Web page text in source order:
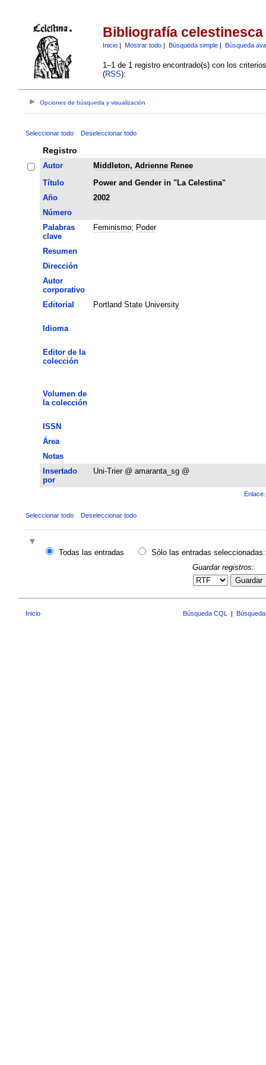
Bibliografía celestinesca
Inicio| Mostrar todo| Búsqueda simple| Búsqueda
1–1 de 1 registro encontrado(s) con los
(RSS):
Opciones de búsqueda y visualización
Seleccionar todo Deseleccionar todo
Registro
Autor
Middleton, Adrienne Renee
Título
Power and Gender in "La Celestina"
Año
2002
Número
Palabras
clave
Feminismo; Poder
Resumen
Dirección
Autor
corporativo
Editorial
Portland State University
Idioma
Editor de la
colección
Volumen de
la colección
ISSN
Área
Notas
Insertado
por
Uni-Trier @ amaranta_sg @
Enlace
Seleccionar todo Deseleccionar todo
Todas las entradas
Sólo las entradas seleccionadas:
Guardar registros:
Guardar
Inicio Búsqueda CQL